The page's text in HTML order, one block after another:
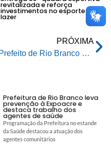
revitalizada e reforça
investimentos no esporte e
lazer
PRÓXIMA
Prefeito de Rio Branco entrega pessoalmente Decreto de Situação de Emergência a Ministro Waldez Góes
Prefeitura de Rio Branco leva
prevenção à Expoacre e
destaca trabalho dos
agentes de saúde
Programação da Prefeitura no estande
da Saúde destacou a atuação dos
agentes comunitários